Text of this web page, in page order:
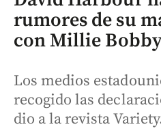
rumores de su
con Millie
Los medios
recogido las
dio a la revista